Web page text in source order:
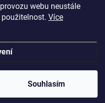
webu neustále
Více
Souhlasím
se zpracováním osobních
osobních údajů.